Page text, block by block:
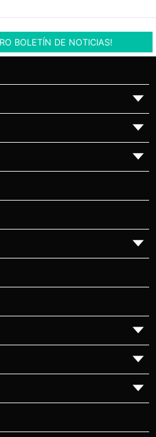
BOLETÍN DE NOTICIAS!
▼
▼
▼
▼
▼
▼
▼